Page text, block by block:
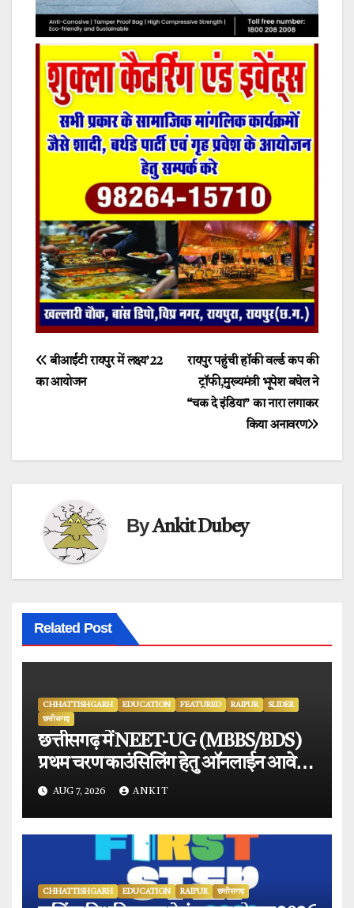
Post
रायपुर पहुंची हॉकी वर्ल्ड कप की
ट्रॉफी,मुख्यमंत्री भूपेश बघेल ने
“चक दे इंडिया” का नारा लगाकर
किया अनावरण
बीआईटी रायपुर में लक्ष्य’22
का आयोजन
ByAnkit Dubey
Related Post
CHHATTISHGARH EDUCATION FEATURED RAIPUR
SLIDER
छत्तीसगढ़
छत्तीसगढ़ में NEET-UG (MBBS/BDS)
प्रथम चरण काउंसिलिंग हेतु ऑनलाईन आवेदन
प्रारंभ.
AUG 7, 2026 ANKIT
CHHATTISHGARH EDUCATION RAIPUR छत्तीसगढ़